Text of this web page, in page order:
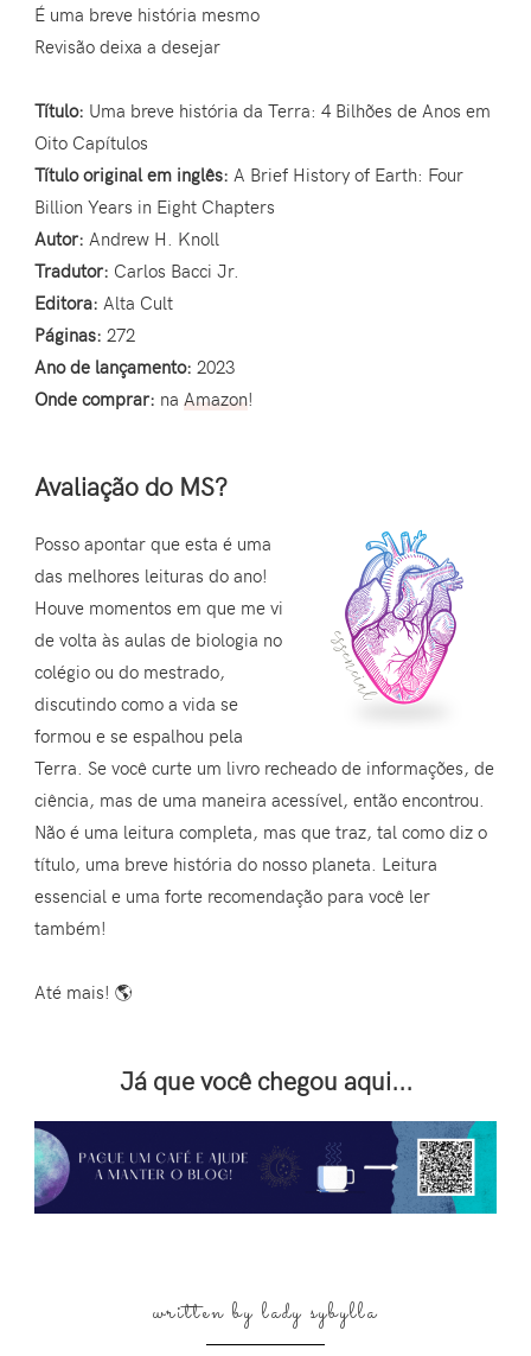
É uma breve história mesmo
Revisão deixa a desejar
Título: Uma breve história da Terra: 4 Bilhões de Anos em
Oito Capítulos
Título original em inglês: A Brief History of Earth: Four
Billion Years in Eight Chapters
Autor: Andrew H. Knoll
Tradutor: Carlos Bacci Jr.
Editora: Alta Cult
Páginas: 272
Ano de lançamento: 2023
Onde comprar: naAmazon!
Avaliação do MS?
Posso apontar que esta é uma
das melhores leituras do ano!
Houve momentos em que me vi
de volta às aulas de biologia no
colégio ou do mestrado,
discutindo como a vida se
formou e se espalhou pela
Terra. Se você curte um livro recheado de informações, de
ciência, mas de uma maneira acessível, então encontrou.
Não é uma leitura completa, mas que traz, tal como diz o
título, uma breve história do nosso planeta. Leitura
essencial e uma forte recomendação para você ler
também!
Até mais! 🌎
Já que você chegou aqui...
written bylady sybylla